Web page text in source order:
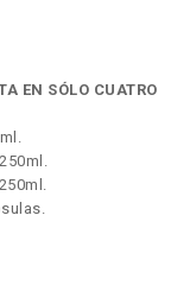
EN SÓLO CUATRO